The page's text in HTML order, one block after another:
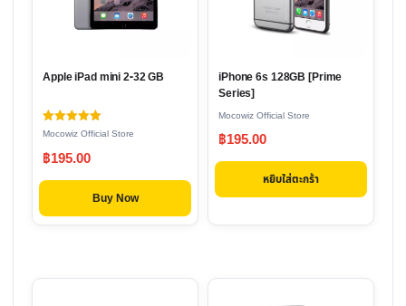
Apple iPad mini 2-32 GB
ให้คะแนน
ตั้งแต่ 1-5
คะแนน
Mocowiz Official Store
฿195.00
Buy Now
iPhone 6s 128GB [Prime
Series]
Mocowiz Official Store
฿195.00
หยิบใส่ตะกร้า